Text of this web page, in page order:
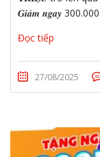
𝑮𝒊𝒂̉𝒎 𝒏𝒈𝒂𝒚 300.000
Đọc tiếp
27/08/2025